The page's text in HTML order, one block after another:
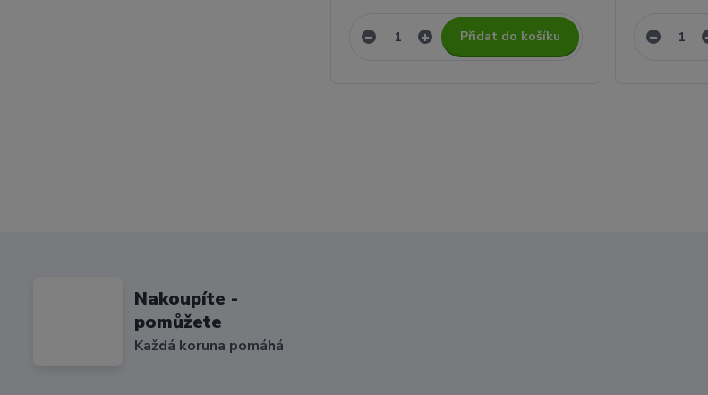
Přidat do košíku
Nakoupíte -
pomůžete
Každá koruna pomáhá